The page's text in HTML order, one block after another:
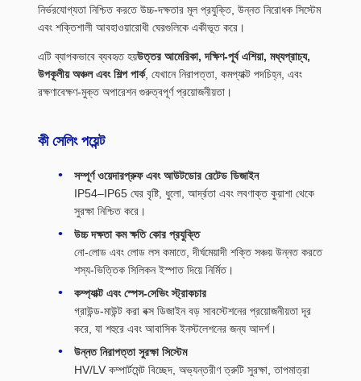
নির্ভরযোগ্যতা নিশ্চিত করতে উচ্চ-দক্ষতার মূল প্রযুক্তি, উন্নত নিরোধক সিস্টেম
এবং শক্তিশালী আবহাওয়ারোধী ঘেরগুলিকে একীভূত করে।
এটি ব্যাপকভাবে ব্যবহৃত হয়উত্তর আমেরিকা, দক্ষিণ-পূর্ব এশিয়া, মধ্যপ্রাচ্য,
উপকূলীয় অঞ্চল এবং শিল্প পার্ক, যেখানে নিরাপত্তা, কমপ্যাক্ট পদচিহ্ন, এবং
রক্ষণাবেক্ষণ-মুক্ত অপারেশন গুরুত্বপূর্ণ প্রয়োজনীয়তা।
কী সেলিং পয়েন্ট
সম্পূর্ণ ওয়েদারপ্রুফ এবং আউটডোর রেটেড ডিজাইন
IP54–IP65 ঘের বৃষ্টি, ধুলো, আর্দ্রতা এবং লবণাক্ত কুয়াশা থেকে
সুরক্ষা নিশ্চিত করে।
উচ্চ দক্ষতা কম ক্ষতি কোর প্রযুক্তি
নো-লোড এবং লোড লস কমাতে, দীর্ঘমেয়াদী শক্তি সঞ্চয় উন্নত করতে
শস্য-ভিত্তিক সিলিকন ইস্পাত দিয়ে নির্মিত।
কম্প্যাক্ট এবং স্পেস-সেভিং স্ট্রাকচার
গ্রাউন্ড-মাউন্ট করা বক্স ডিজাইন বড় সাবস্টেশনের প্রয়োজনীয়তা দূর
করে, যা শহুরে এবং আবাসিক ইনস্টলেশনের জন্য আদর্শ।
উন্নত নিরাপত্তা সুরক্ষা সিস্টেম
HV/LV কম্পার্টমেন্ট বিচ্ছেদ, অভ্যন্তরীণ ত্রুটি সুরক্ষা, তাপমাত্রা